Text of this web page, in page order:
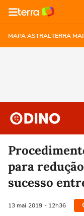
MAPA ASTRALTERRA
para
sucesso
13 mai 2019 - 12h36